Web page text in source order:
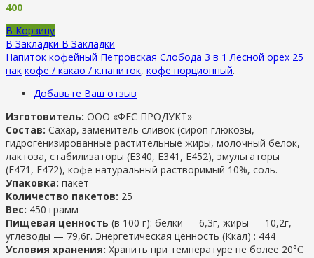
400
В Корзину
В Закладки В Закладки
Напиток кофейный Петровская Слобода 3 в 1 Лесной орех 25
пак кофе / какао / к.напиток, кофе порционный.
Добавьте Ваш отзыв
Изготовитель: ООО «ФЕС ПРОДУКТ»
Состав: Сахар, заменитель сливок (сироп глюкозы,
гидрогенизированные растительные жиры, молочный белок,
лактоза, стабилизаторы (Е340, Е341, Е452), эмульгаторы
(Е471, Е472), кофе натуральный растворимый 10%, соль.
Упаковка: пакет
Количество пакетов: 25
Вес: 450 грамм
Пищевая ценность (в 100 г): белки — 6,3г, жиры — 10,2г,
углеводы — 79,6г. Энергетическая ценность (Ккал) : 444
Условия хранения: Хранить при температуре не более 20°Ϲ